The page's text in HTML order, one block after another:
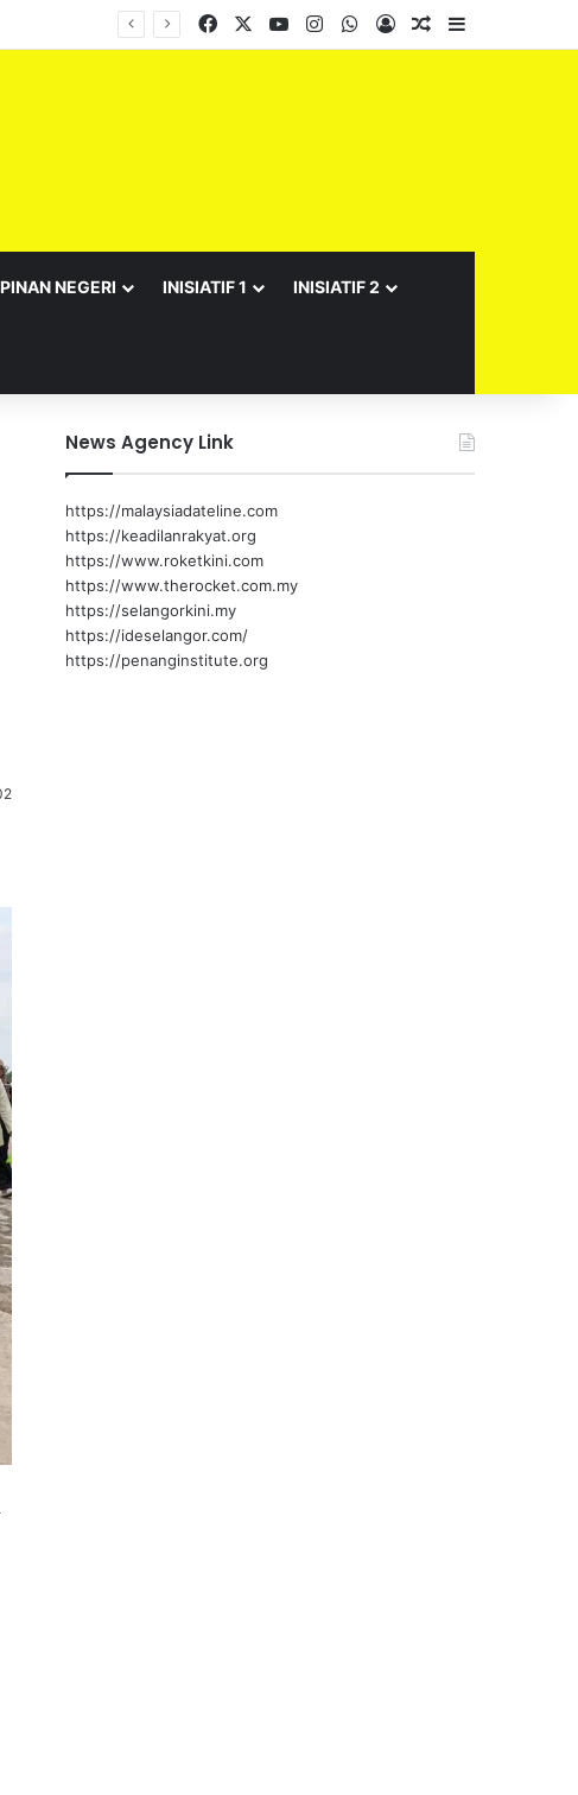
Facebook YouTubeInstagramWhatsApp
Log InRandom Article
NEGERI INISIATIF 1 INISIATIF 2
News Agency Link
https://malaysiadateline.com
https://keadilanrakyat.org
https://www.roketkini.com
https://www.therocket.com.my
https://selangorkini.my
https://ideselangor.com/
https://penanginstitute.org